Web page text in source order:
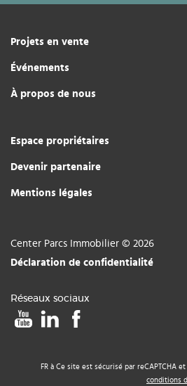
Projets en vente
Événements
À propos de nous
Espace propriétaires
Devenir partenaire
Mentions légales
Center Parcs Immobilier © 2026
Déclaration de confidentialité
Réseaux sociaux
FR à Ce site est sécurisé par reCAPTCHA et
conditions